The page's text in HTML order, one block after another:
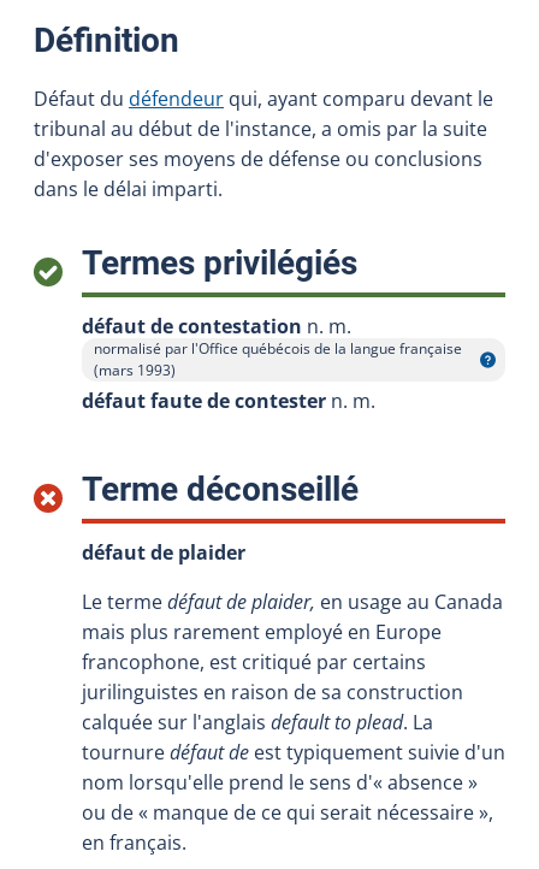
Définition
Défaut du défendeur qui, ayant comparu devant le
tribunal au début de l'instance, a omis par la suite
d'exposer ses moyens de défense ou conclusions
dans le délai imparti.
Termes privilégiés:
défaut de contestation n. m.
normalisé par l'Office québécois de la langue française
(mars 1993)
Afficher l'infobulle
défaut faute de contester n. m.
Terme déconseillé:
défaut de plaider
Le termedéfaut de plaider, en usage au Canada
mais plus rarement employé en Europe
francophone, est critiqué par certains
jurilinguistes en raison de sa construction
calquée sur l'anglais default to plead. La
tournuredéfaut de est typiquement suivie d'un
nom lorsqu'elle prend le sens d'« absence »
ou de « manque de ce qui serait nécessaire »,
en français.